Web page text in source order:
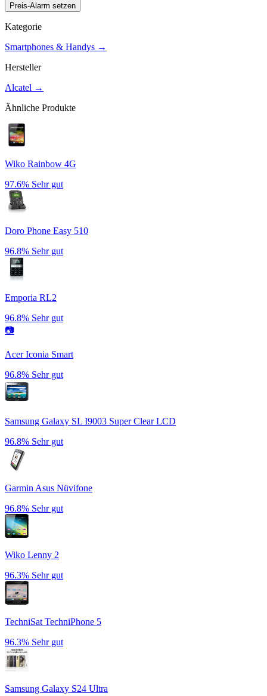
Preis-Alarm setzen
Kategorie
Smartphones & Handys →
Hersteller
Alcatel →
Ähnliche Produkte
Wiko Rainbow 4G
97.6% Sehr gut
Doro Phone Easy 510
96.8% Sehr gut
Emporia RL2
96.8% Sehr gut
📷
Acer Iconia Smart
96.8% Sehr gut
Samsung Galaxy SL I9003 Super Clear LCD
96.8% Sehr gut
Garmin Asus Nüvifone
96.8% Sehr gut
Wiko Lenny 2
96.3% Sehr gut
TechniSat TechniPhone 5
96.3% Sehr gut
Samsung Galaxy S24 Ultra